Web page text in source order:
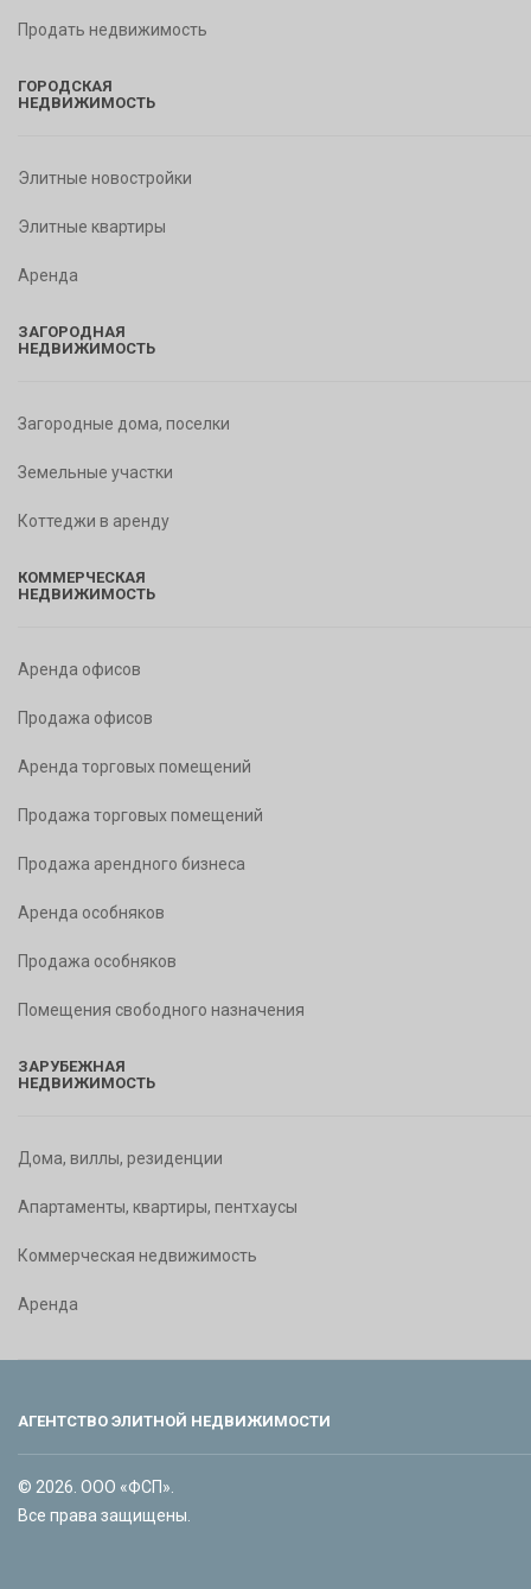
Продать недвижимость
ГОРОДСКАЯ
НЕДВИЖИМОСТЬ
Элитные новостройки
Элитные квартиры
Аренда
ЗАГОРОДНАЯ
НЕДВИЖИМОСТЬ
Загородные дома, поселки
Земельные участки
Коттеджи в аренду
КОММЕРЧЕСКАЯ
НЕДВИЖИМОСТЬ
Аренда офисов
Продажа офисов
Аренда торговых помещений
Продажа торговых помещений
Продажа арендного бизнеса
Аренда особняков
Продажа особняков
Помещения свободного назначения
ЗАРУБЕЖНАЯ
НЕДВИЖИМОСТЬ
Дома, виллы, резиденции
Апартаменты, квартиры, пентхаусы
Коммерческая недвижимость
Аренда
АГЕНТСТВО ЭЛИТНОЙ НЕДВИЖИМОСТИ
© 2026. ООО «ФСП».
Все права защищены.